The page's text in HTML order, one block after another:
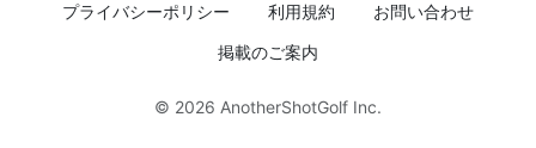
プライバシーポリシー 利用規約
お問い合わせ
掲載のご案内
© 2026 AnotherShotGolf Inc.